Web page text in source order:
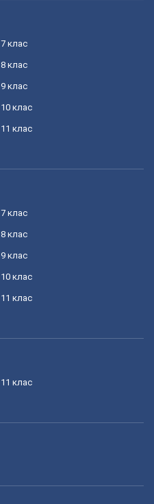
7 клас
8 клас
9 клас
10 клас
11 клас
7 клас
8 клас
9 клас
10 клас
11 клас
11 клас